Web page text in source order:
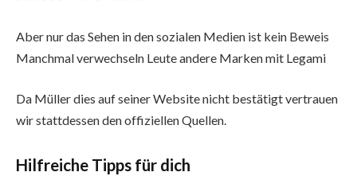
Aber nur das Sehen in den sozialen Medien ist kein Beweis
Manchmal verwechseln Leute andere Marken mit Legami
Da Müller dies auf seiner Website nicht bestätigt vertrauen
wir stattdessen den offiziellen Quellen.
Hilfreiche Tipps für dich